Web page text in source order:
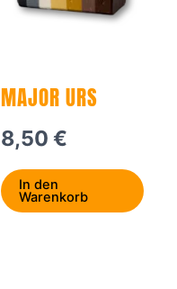
MAJOR URS
8,50 €
In den
Warenkorb